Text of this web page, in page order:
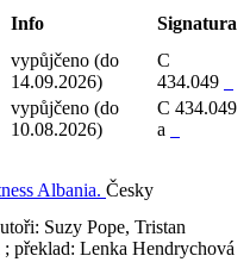
Info
Signatura
vypůjčeno (do
14.09.2026)
C
434.049
vypůjčeno (do
10.08.2026)
C 434.049
a
Albania. Česky
Suzy Pope, Tristan
překlad: Lenka Hendrychová